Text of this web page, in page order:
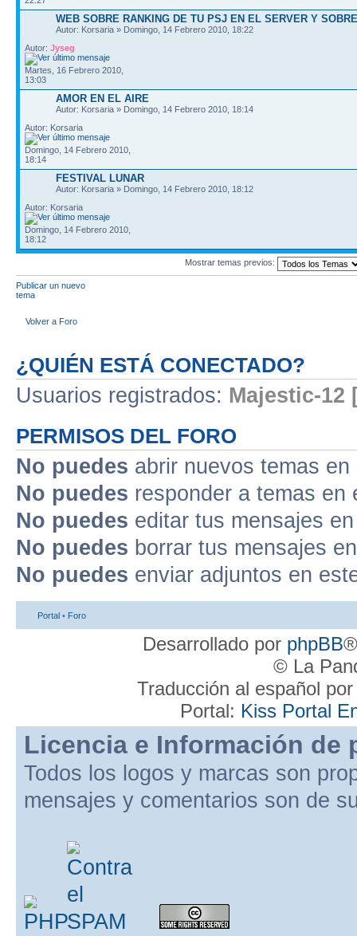
WEB SOBRE RANKING DE TU PSJ EN EL SERVER Y
Autor: Korsaria » Domingo, 14 Febrero 2010, 18:22
Autor: Jyseg
Martes, 16 Febrero 2010,
13:03
AMOR EN EL AIRE
Autor: Korsaria » Domingo, 14 Febrero 2010, 18:14
Autor: Korsaria
Domingo, 14 Febrero 2010,
18:14
FESTIVAL LUNAR
Autor: Korsaria » Domingo, 14 Febrero 2010, 18:12
Autor: Korsaria
Domingo, 14 Febrero 2010,
18:12
Mostrar temas previos:
Publicar un nuevo
tema
Volver a Foro
¿QUIÉN ESTÁ CONECTADO?
Usuarios registrados: Majestic-12
PERMISOS DEL FORO
No puedes abrir nuevos temas
No puedes responder a temas en
No puedes editar tus mensajes
No puedes borrar tus mensajes
No puedes enviar adjuntos en
Portal • Foro
Desarrollado por phpBB
© La
Traducción al español
Portal: Kiss Portal
Licencia e Información de
Todos los logos y marcas son
mensajes y comentarios son de